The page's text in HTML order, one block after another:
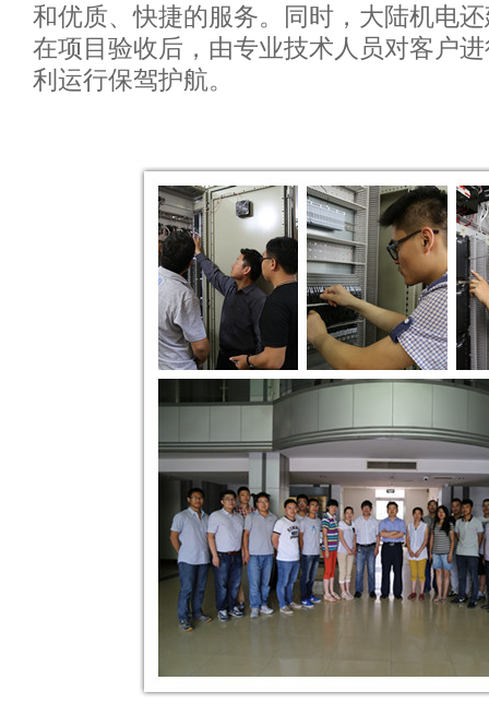
和优质、快捷的服务。同时，大陆机电
在项目验收后，由专业技术人员对客户
利运行保驾护航。